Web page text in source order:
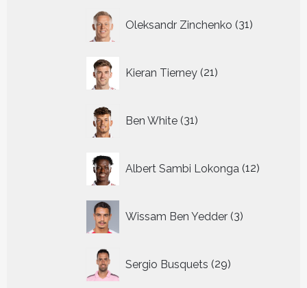
Oleksandr Zinchenko 31
producten
Kieran Tierney 21
producten
Ben White 31
producten
Albert Sambi Lokonga 12
Wissam Ben Yedder 3
producten
Sergio Busquets 29
producten